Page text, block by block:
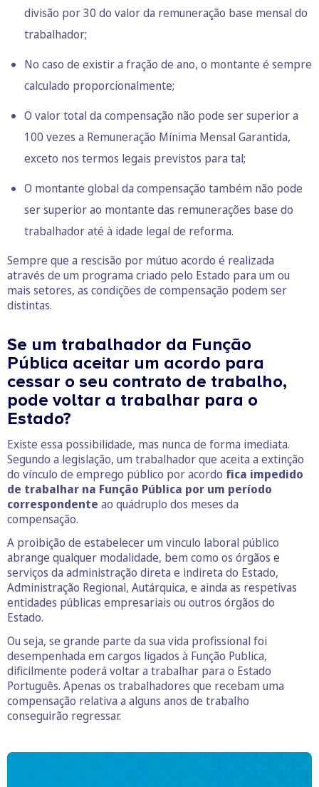
divisão por 30 do valor da remuneração base mensal do
trabalhador;
No caso de existir a fração de ano, o montante é sempre
calculado proporcionalmente;
O valor total da compensação não pode ser superior a
100 vezes a Remuneração Mínima Mensal Garantida,
exceto nos termos legais previstos para tal;
O montante global da compensação também não pode
ser superior ao montante das remunerações base do
trabalhador até à idade legal de reforma.
Sempre que a rescisão por mútuo acordo é realizada
através de um programa criado pelo Estado para um ou
mais setores, as condições de compensação podem ser
distintas.
Se um trabalhador da Função
Pública aceitar um acordo para
cessar o seu contrato de trabalho,
pode voltar a trabalhar para o
Estado?
Existe essa possibilidade, mas nunca de forma imediata.
Segundo a legislação, um trabalhador que aceita a extinção
do vínculo de emprego público por acordo fica impedido
de trabalhar na Função Pública por um período
correspondente ao quádruplo dos meses da
compensação.
A proibição de estabelecer um vinculo laboral público
abrange qualquer modalidade, bem como os órgãos e
serviços da administração direta e indireta do Estado,
Administração Regional, Autárquica, e ainda as respetivas
entidades públicas empresariais ou outros órgãos do
Estado.
Ou seja, se grande parte da sua vida profissional foi
desempenhada em cargos ligados à Função Publica,
dificilmente poderá voltar a trabalhar para o Estado
Português. Apenas os trabalhadores que recebam uma
compensação relativa a alguns anos de trabalho
conseguirão regressar.